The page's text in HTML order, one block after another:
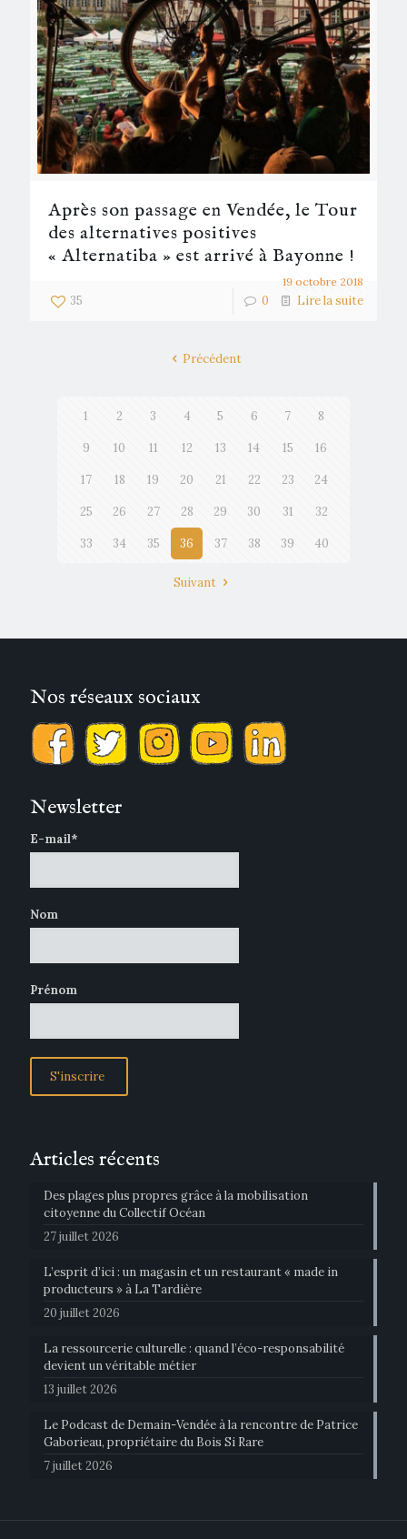
19 octobre 2018
Après son passage en Vendée, le Tour
des alternatives positives
« Alternatiba » est arrivé à Bayonne !
35 0 Lire la suite
Précédent
1 2 3 4 5 6 7 8
9 10 11 12 13 14 15 16
17 18 19 20 21 22 23 24
25 26 27 28 29 30 31 32
33 34 35 36 37 38 39 40
Suivant
Nos réseaux sociaux
Newsletter
E-mail*
Nom
Prénom
Articles récents
Des plages plus propres grâce à la mobilisation
citoyenne du Collectif Océan
27 juillet 2026
L’esprit d’ici : un magasin et un restaurant « made in
producteurs » à La Tardière
20 juillet 2026
La ressourcerie culturelle : quand l’éco-responsabilité
devient un véritable métier
13 juillet 2026
Le Podcast de Demain-Vendée à la rencontre de Patrice
Gaborieau, propriétaire du Bois Si Rare
7 juillet 2026